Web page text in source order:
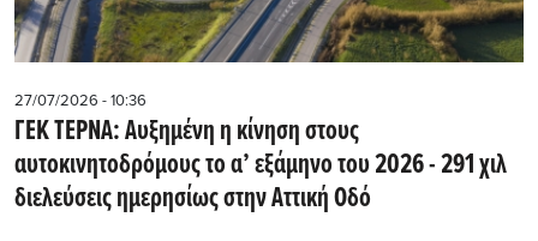
27/07/2026 - 10:36
ΓΕΚ ΤΕΡΝΑ: Αυξημένη η κίνηση στους
αυτοκινητοδρόμους το α’ εξάμηνο του 2026 - 291 χιλ
διελεύσεις ημερησίως στην Αττική Οδό